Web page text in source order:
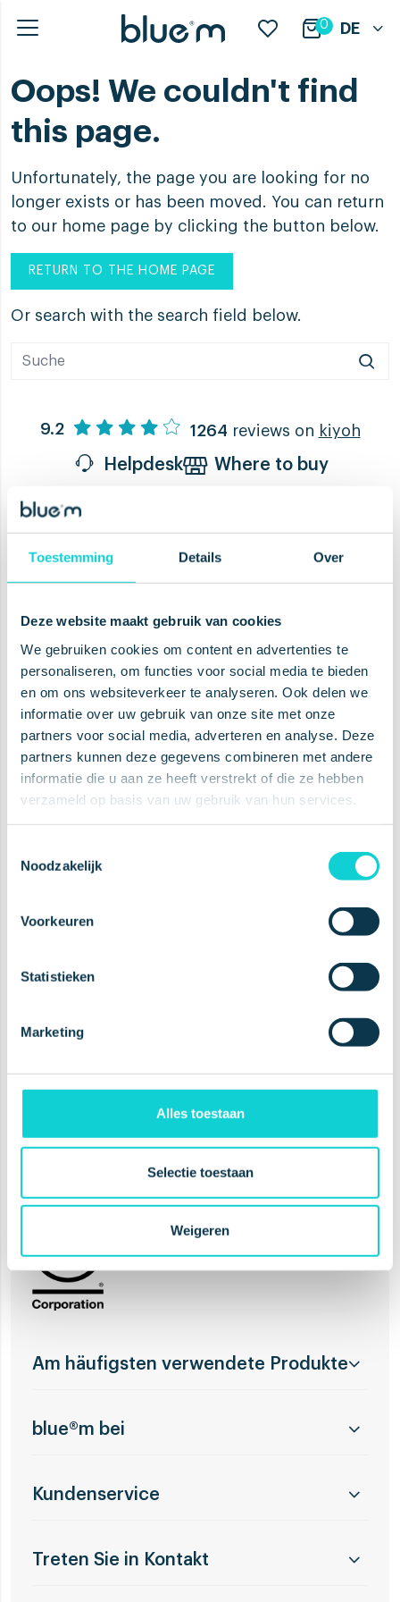
Toestemming Details Over
Deze website maakt gebruik van cookies
We gebruiken cookies om content en advertenties te
personaliseren, om functies voor social media te bieden
en om ons websiteverkeer te analyseren. Ook delen we
informatie over uw gebruik van onze site met onze
partners voor social media, adverteren en analyse. Deze
partners kunnen deze gegevens combineren met andere
informatie die u aan ze heeft verstrekt of die ze hebben
verzameld op basis van uw gebruik van hun services.
Noodzakelijk
Voorkeuren
Statistieken
Marketing
Alles toestaan
Selectie toestaan
Weigeren
0 DE
Oops! We couldn't find
this page.
Unfortunately, the page you are looking for no
longer exists or has been moved. You can return
to our home page by clicking the button below.
RETURN TO THE HOME PAGE
Or search with the search field below.
9.2 1264 reviews on kiyoh
Helpdesk Where to buy
Stärken Sie Ihre Gesundheit,
optimieren Sie Ihre Mundpflege
und nutzen Sie Sonderangebote
ABONNIEREN
Planet Proof
Grausamkeitsfrei Preisgekrönt
oral health company
Am häufigsten verwendete Produkte
blue®m bei
Kundenservice
Treten Sie in Kontakt